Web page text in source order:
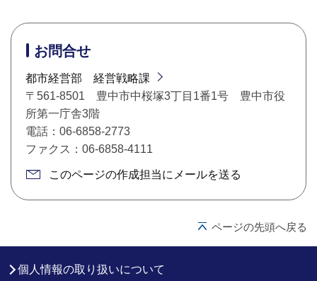
お問合せ
都市経営部 経営戦略課
〒561-8501 豊中市中桜塚3丁目1番1号 豊中市役
所第一庁舎3階
電話：06-6858-2773
ファクス：06-6858-4111
このページの作成担当にメールを送る
ページの先頭へ戻る
個人情報の取り扱いについて